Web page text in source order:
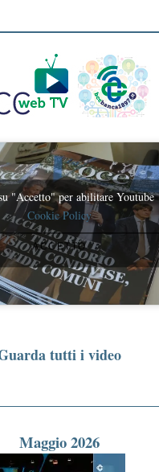
"Accetto" per abilitare Youtube
Cookie Policy
ACCETTO
tutti i video
Maggio 2026